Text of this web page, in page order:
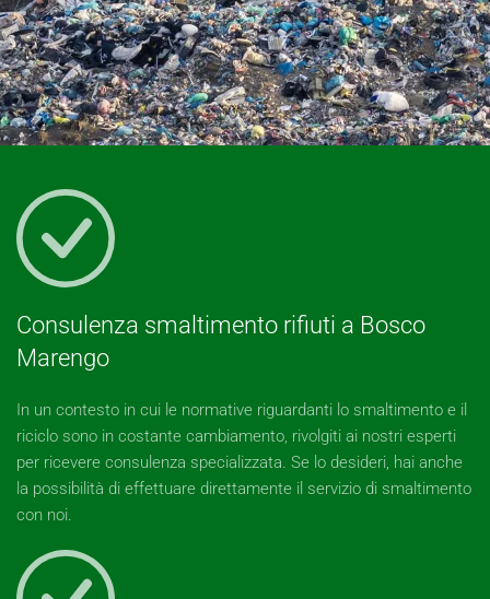
Consulenza smaltimento rifiuti a Bosco
Marengo
In un contesto in cui le normative riguardanti lo smaltimento e il
riciclo sono in costante cambiamento, rivolgiti ai nostri esperti
per ricevere consulenza specializzata. Se lo desideri, hai anche
la possibilità di effettuare direttamente il servizio di smaltimento
con noi.